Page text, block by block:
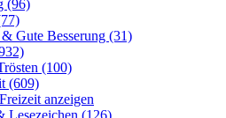
(96)
Gute Besserung (31)
(100)
(609)
anzeigen
Lesezeichen (126)